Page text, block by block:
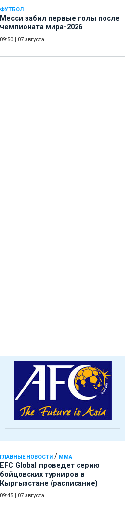
ФУТБОЛ
Месси забил первые голы после
чемпионата мира-2026
09:50 07 августа
ГЛАВНЫЕ НОВОСТИ / ММА
EFC Global проведет серию
бойцовских турниров в
Кыргызстане (расписание)
09:45 07 августа